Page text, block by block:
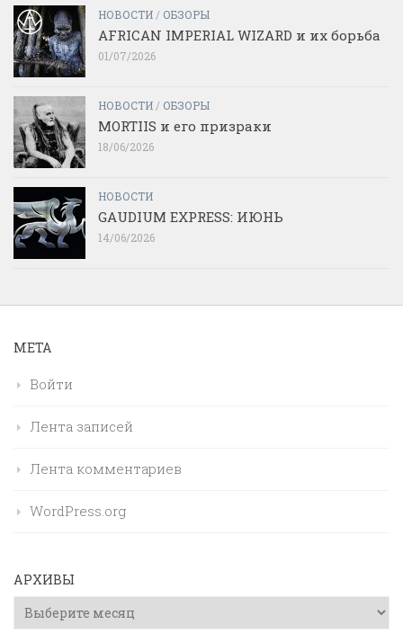
НОВОСТИ / ОБЗОРЫ
AFRICAN IMPERIAL WIZARD и их борьба
01/07/2026
НОВОСТИ / ОБЗОРЫ
MORTIIS и его призраки
18/06/2026
НОВОСТИ
GAUDIUM EXPRESS: ИЮНЬ
14/06/2026
МЕТА
Войти
Лента записей
Лента комментариев
WordPress.org
АРХИВЫ
Архивы